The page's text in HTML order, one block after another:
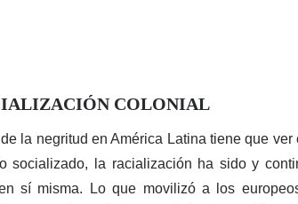
COLONIAL
la negritud en América Latina tiene que ver
socializado, la racialización ha sido y
sí misma. Lo que movilizó a los